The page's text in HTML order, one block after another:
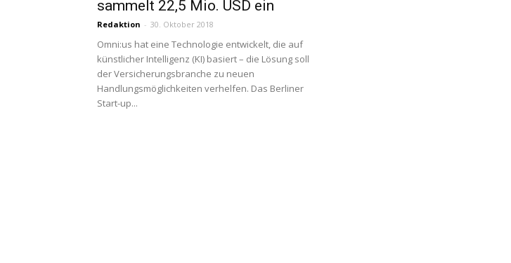
sammelt 22,5 Mio. USD ein
Redaktion - 30. Oktober 2018
Omni:us hat eine Technologie entwickelt, die auf
künstlicher Intelligenz (KI) basiert – die Lösung soll
der Versicherungsbranche zu neuen
Handlungsmöglichkeiten verhelfen. Das Berliner
Start-up...